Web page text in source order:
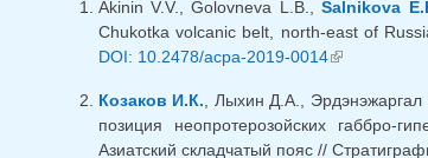
Akinin V.V., Golovneva L.B.,Salnikova
Chukotka volcanic belt, north-east of
DOI: 10.2478/acpa-2019-0014(внешняя
Козаков И.К. , Лыхин Д.А.,
позиция неопротерозойских габбро-
Азиатский складчатый пояс //